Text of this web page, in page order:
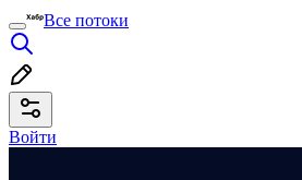
Все потоки
Войти